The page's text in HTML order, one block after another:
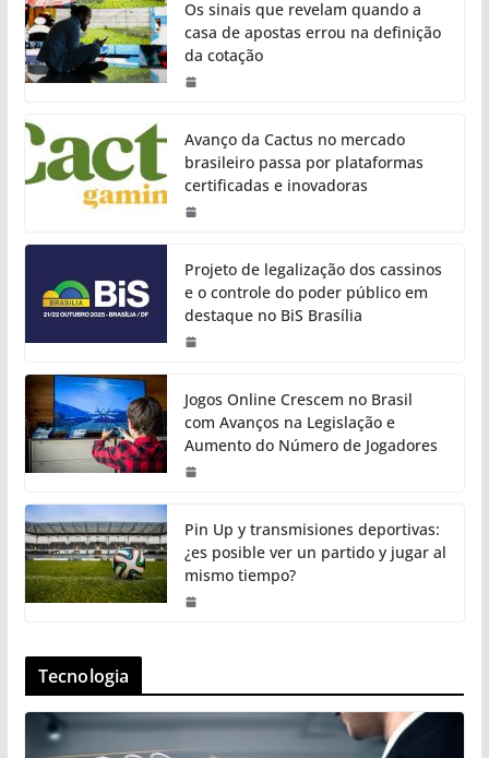
Os sinais que revelam quando a
casa de apostas errou na definição
da cotação
Avanço da Cactus no mercado
brasileiro passa por plataformas
certificadas e inovadoras
Projeto de legalização dos cassinos
e o controle do poder público em
destaque no BiS Brasília
Jogos Online Crescem no Brasil
com Avanços na Legislação e
Aumento do Número de Jogadores
Pin Up y transmisiones deportivas:
¿es posible ver un partido y jugar al
mismo tiempo?
Tecnologia